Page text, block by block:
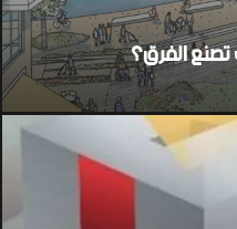
تصنع الفرق؟